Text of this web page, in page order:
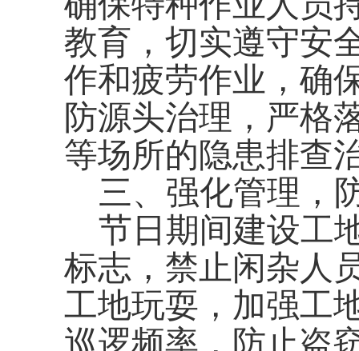
教育，切实遵守安
作和疲劳作业，确
防源头治理，严格
等场所的隐患排查
三、强化管理，
节日期间建设工
标志，禁止闲杂人
工地玩耍，加强工
巡逻频率，防止盗